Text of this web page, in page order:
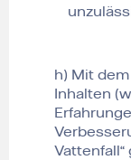
h) Mit
Inhalten